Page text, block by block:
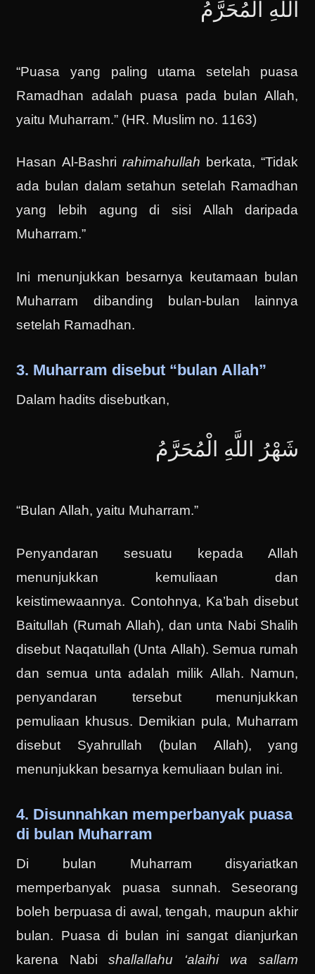
اللَّهِ الْمُحَرَّمُ
“Puasa yang paling utama setelah puasa
Ramadhan adalah puasa pada bulan Allah,
yaitu Muharram.” (HR. Muslim no. 1163)
Hasan Al-Bashrirahimahullah berkata, “Tidak
ada bulan dalam setahun setelah Ramadhan
yang lebih agung di sisi Allah daripada
Muharram.”
Ini menunjukkan besarnya keutamaan bulan
Muharram dibanding bulan-bulan lainnya
setelah Ramadhan.
3. Muharram disebut “bulan Allah”
Dalam hadits disebutkan,
شَهْرُ اللَّهِ الْمُحَرَّمُ
“Bulan Allah, yaitu Muharram.”
Penyandaran sesuatu kepada Allah
menunjukkan kemuliaan dan
keistimewaannya. Contohnya, Ka’bah disebut
Baitullah (Rumah Allah), dan unta Nabi Shalih
disebut Naqatullah (Unta Allah). Semua rumah
dan semua unta adalah milik Allah. Namun,
penyandaran tersebut menunjukkan
pemuliaan khusus. Demikian pula, Muharram
disebut Syahrullah (bulan Allah), yang
menunjukkan besarnya kemuliaan bulan ini.
4. Disunnahkan memperbanyak puasa
di bulan Muharram
Di bulan Muharram disyariatkan
memperbanyak puasa sunnah. Seseorang
boleh berpuasa di awal, tengah, maupun akhir
bulan. Puasa di bulan ini sangat dianjurkan
karena Nabishallallahu ‘alaihi wa sallam